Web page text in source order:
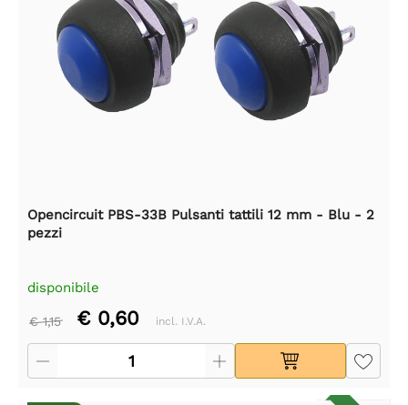
Opencircuit PBS-33B Pulsanti tattili 12 mm - Blu - 2
pezzi
disponibile
€ 1,15 € 0,60 incl. I.V.A.